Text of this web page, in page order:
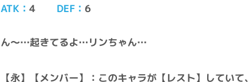
ATK 4 DEF 6
ん～…起きてるよ…リンちゃん…
【永】【メンバー】：このキャラが【レスト】してい